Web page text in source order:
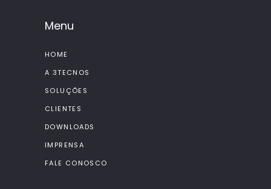
Menu
HOME
A 3TECNOS
SOLUÇÕES
CLIENTES
DOWNLOADS
IMPRENSA
FALE CONOSCO